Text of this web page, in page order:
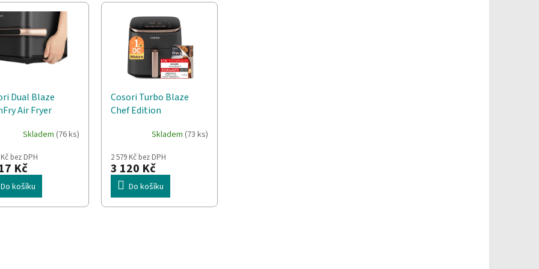
Dual Blaze
Air Fryer
černá
Skladem(76 ks)
bez DPH
Kč
Do košíku
Cosori Turbo Blaze
Chef Edition
Samostatné 1725 W
Horkovzdušná fritéza
Černá, Růžové zlato
Skladem (73 ks)
2 579 Kč bez DPH
3 120 Kč
Do košíku